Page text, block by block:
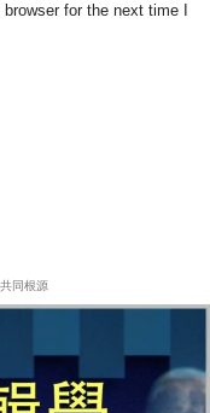
for the next time I
同根源